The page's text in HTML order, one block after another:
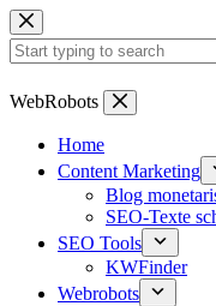
Zum
Inhalt
springen
Keine
WebRobots
Home
Content Marketing
Blog
SEO-Texte
SEO Tools
KWFinder
Webrobots